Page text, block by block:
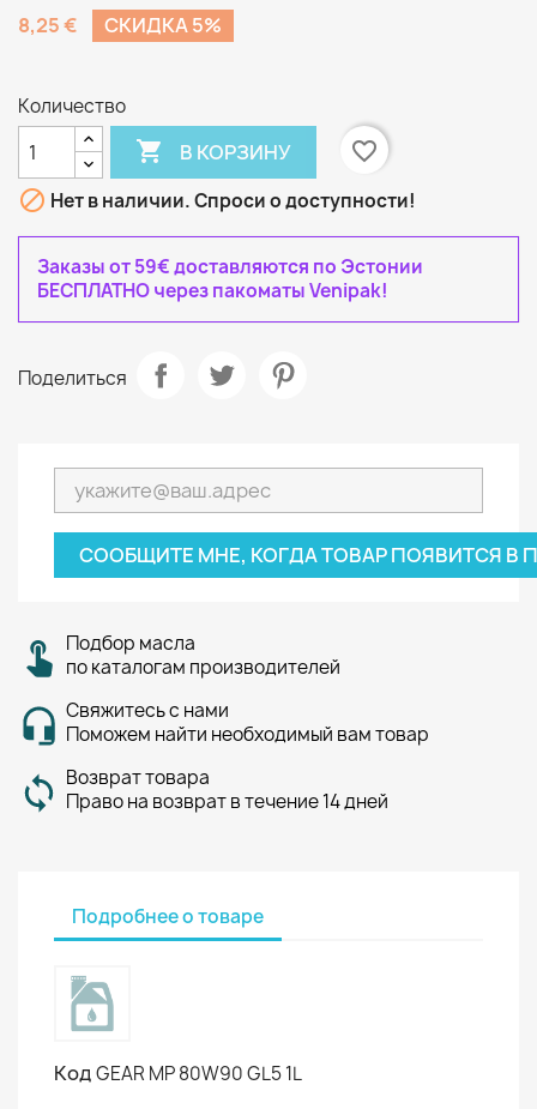
8,25 €
CКИДКА 5%
Количество
 В КОРЗИНУ
favorite_border
 Нет в наличии. Спроси о доступности!
Заказы от 59€ доставляются по Эстонии
БЕСПЛАТНО через пакоматы Venipak!
Поделиться
СООБЩИТЕ МНЕ, КОГДА ТОВАР ПОЯВИТСЯ В
Подбор масла
по каталогам производителей
Свяжитесь с нами
Поможем найти необходимый вам товар
Возврат товара
Право на возврат в течение 14 дней
Подробнее о товаре
КодGEAR MP 80W90 GL5 1L